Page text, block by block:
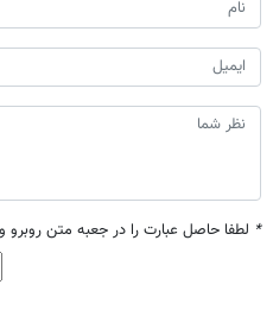
* لطفا حاصل عبارت را در جعبه متن روبرو